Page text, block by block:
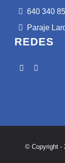
640 340
Paraje
REDES
© Copyright -